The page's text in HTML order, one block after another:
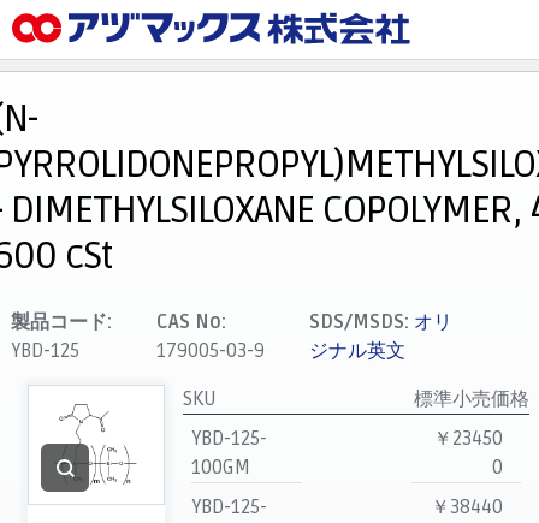
カート
マイアカウント
主要取扱ブランド
支払い
製品検索
見積発行
DIMETHYLSILOXANE
cSt
製品コード:
YBD-125
CAS No:
179005-03-9
SDS/MSDS: オリ
ジナル英文
SKU
標準小売価格
YBD-125-
100GM
￥23450
0
YBD-125-
￥38440